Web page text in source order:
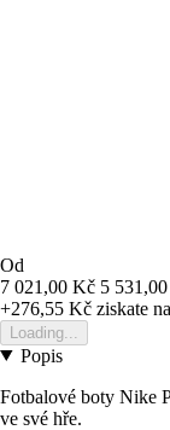
Od
7 021,00 Kč 5
+276,55 Kč ziskate
Loading...
Popis
Fotbalové boty Nike
ve své hře.